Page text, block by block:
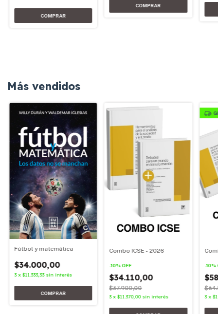
Más vendidos
Fútbol y matemática
$34.000,00
3 x $11.333,33 sin interés
Combo ICSE - 2026
-10%OFF
$34.110,00
$37.900,00
3 x$11.370,00 sin interés
-10%
3 x